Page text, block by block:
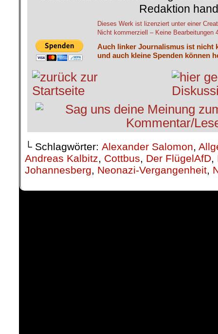
Redaktion
Dieses Werk ist lizenziert unter einer
Nicht kommerziell – Keine Bearbeitungen
Auch linker Journalismus ist nicht
und auch kleine Spenden können
└ Schlagwörter: Alexander Salomon,
Andreas Kalbitz, Cottbus, Der FlügelAfD,
Johannesberg, Neonazi-Vergangenheit,